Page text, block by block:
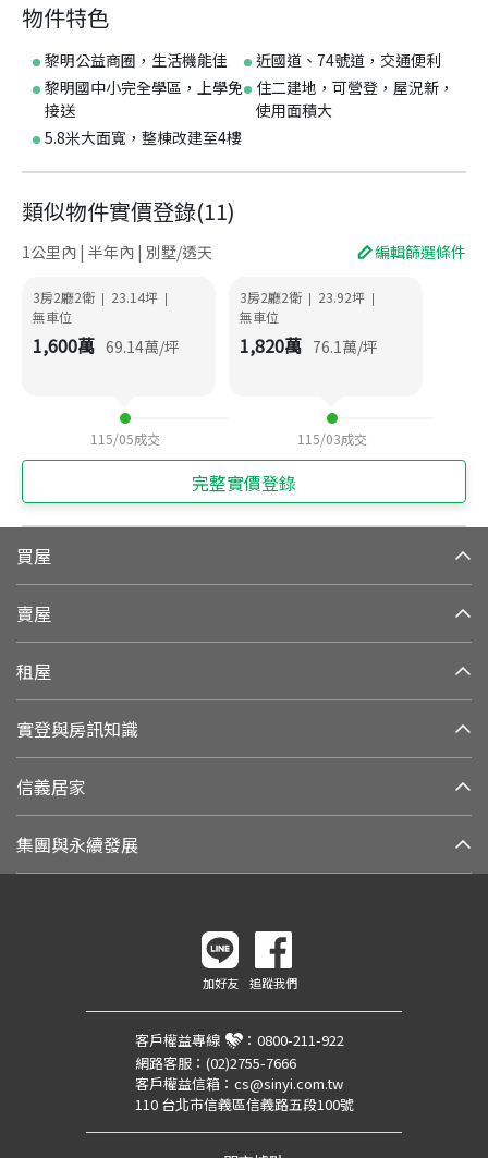
物件特色
黎明公益商圈，生活機能佳
近國道、74號道，交通便利
黎明國中小完全學區，上學免
接送
住二建地，可營登，屋況新，
使用面積大
5.8米大面寬，整棟改建至4樓
類似物件實價登錄(11)
1公里內 | 半年內 | 別墅/透天 編輯篩選條件
3房2廳2衛 | 23.14坪 |
無車位
1,600萬 69.14萬/坪
115/05成交
3房2廳2衛 | 23.92坪 |
無車位
1,820萬 76.1萬/坪
115/03成交
完整實價登錄
買屋
賣屋
租屋
實登與房訊知識
信義居家
集團與永續發展
加好友 追蹤我們
客戶權益專線 ： 0800-211-922
網路客服： (02)2755-7666
客戶權益信箱： cs@sinyi.com.tw
110 台北市信義區信義路五段100號